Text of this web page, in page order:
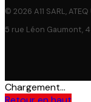
© 2026 A11 SARL,
5 rue Léon Gaumont,
Chargement...